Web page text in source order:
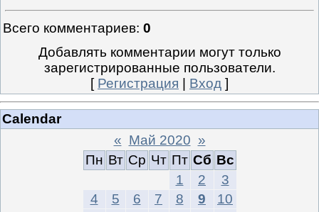
Всего комментариев: 0
Добавлять комментарии могут только
зарегистрированные пользователи.
[ Регистрация Вход ]
Calendar
« Май 2020 »
Пн Вт Ср Чт Пт Сб Вс
1
2
3
4
5 6 7 8 9
10